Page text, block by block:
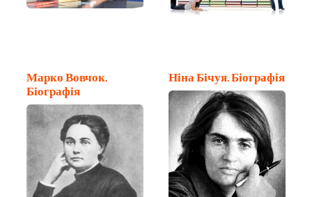
Марко Вовчок.
Біографія
Ніна Бічуя. Біографія